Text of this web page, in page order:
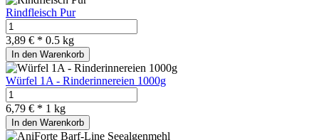
Rindfleisch Pur
3,89 € * 0.5 kg
In den Warenkorb
Würfel 1A - Rinderinnereien 1000g
6,79 € * 1 kg
In den Warenkorb